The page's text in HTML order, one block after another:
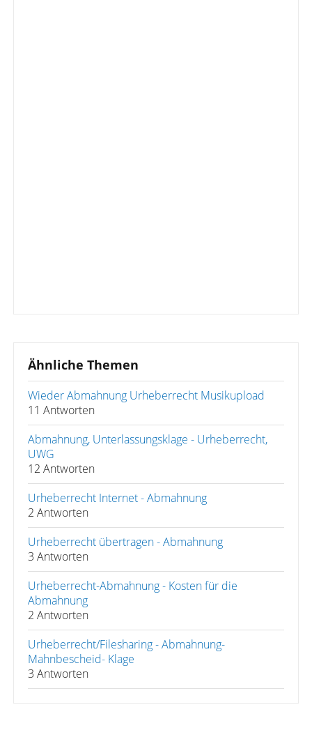
Ähnliche Themen
Wieder Abmahnung Urheberrecht Musikupload
11 Antworten
Abmahnung, Unterlassungsklage - Urheberrecht,
UWG
12 Antworten
Urheberrecht Internet - Abmahnung
2 Antworten
Urheberrecht übertragen - Abmahnung
3 Antworten
Urheberrecht-Abmahnung - Kosten für die
Abmahnung
2 Antworten
Urheberrecht/Filesharing - Abmahnung-
Mahnbescheid- Klage
3 Antworten